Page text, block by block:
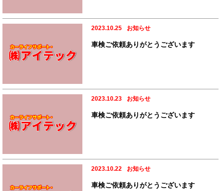
2023.10.25 お知らせ
車検ご依頼ありがとうございます
2023.10.23 お知らせ
車検ご依頼ありがとうございます
2023.10.22 お知らせ
車検ご依頼ありがとうございます